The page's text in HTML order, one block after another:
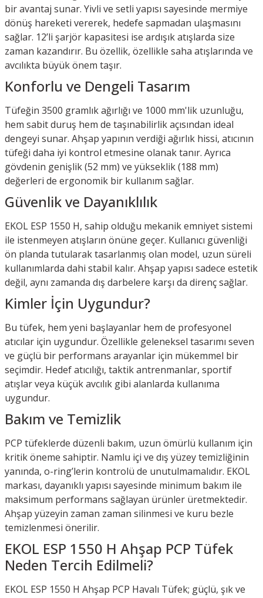
bir avantaj sunar. Yivli ve setli yapısı sayesinde mermiye
dönüş hareketi vererek, hedefe sapmadan ulaşmasını
sağlar. 12’li şarjör kapasitesi ise ardışık atışlarda size
zaman kazandırır. Bu özellik, özellikle saha atışlarında ve
avcılıkta büyük önem taşır.
Konforlu ve Dengeli Tasarım
Tüfeğin 3500 gramlık ağırlığı ve 1000 mm'lik uzunluğu,
hem sabit duruş hem de taşınabilirlik açısından ideal
dengeyi sunar. Ahşap yapının verdiği ağırlık hissi, atıcının
tüfeği daha iyi kontrol etmesine olanak tanır. Ayrıca
gövdenin genişlik (52 mm) ve yükseklik (188 mm)
değerleri de ergonomik bir kullanım sağlar.
Güvenlik ve Dayanıklılık
EKOL ESP 1550 H, sahip olduğu mekanik emniyet sistemi
ile istenmeyen atışların önüne geçer. Kullanıcı güvenliği
ön planda tutularak tasarlanmış olan model, uzun süreli
kullanımlarda dahi stabil kalır. Ahşap yapısı sadece estetik
değil, aynı zamanda dış darbelere karşı da direnç sağlar.
Kimler İçin Uygundur?
Bu tüfek, hem yeni başlayanlar hem de profesyonel
atıcılar için uygundur. Özellikle geleneksel tasarımı seven
ve güçlü bir performans arayanlar için mükemmel bir
seçimdir. Hedef atıcılığı, taktik antrenmanlar, sportif
atışlar veya küçük avcılık gibi alanlarda kullanıma
uygundur.
Bakım ve Temizlik
PCP tüfeklerde düzenli bakım, uzun ömürlü kullanım için
kritik öneme sahiptir. Namlu içi ve dış yüzey temizliğinin
yanında, o-ring’lerin kontrolü de unutulmamalıdır. EKOL
markası, dayanıklı yapısı sayesinde minimum bakım ile
maksimum performans sağlayan ürünler üretmektedir.
Ahşap yüzeyin zaman zaman silinmesi ve kuru bezle
temizlenmesi önerilir.
EKOL ESP 1550 H Ahşap PCP Tüfek
Neden Tercih Edilmeli?
EKOL ESP 1550 H Ahşap PCP Havalı Tüfek; güçlü, şık ve